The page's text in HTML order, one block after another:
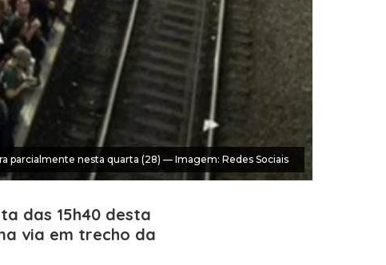
parcialmente nesta quarta (28) — Imagem: Redes Sociais
das 15h40 desta
via em trecho da